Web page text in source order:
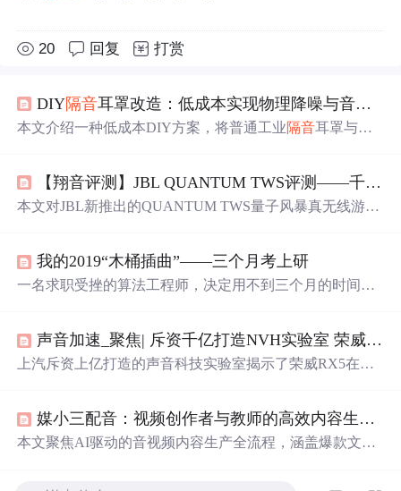
20 回复 打赏
DIY隔音耳罩改造：低成本实现物理降噪与音频播放融合方案
本文介绍一种低成本DIY方案，将普通工业隔音耳罩与废
学利用、扬声器精准定位、双面泡棉胶微调及鞋胶声学密
封。强调NRR隔音值匹配、阻抗兼容性（16–32Ω）、线槽
【翔音评测】JBL QUANTUM TWS评测——千元双模游戏降噪耳机先行者
本文对JBL新推出的QUANTUM TWS量子风暴真无线游戏
能降噪技术。不过，它也存在一些问题，如操作有误触可
能、充电指示灯无法准确显示电量等。
我的2019“木桶插曲”——三个月考上研
一名求职受挫的算法工程师，决定用不到三个月的时间备
大学人工智能专业录取。
声音加速_聚焦| 斥资千亿打造NVH实验室 荣威RX5玩起了声音的主意
上汽斥资上亿打造的声音科技实验室揭示了荣威RX5在声
试验室、四轮转鼓半消声试验室等，确保车辆在满足噪声
法规的同时，提供优秀的车内声音品质。密封试验显示，
媒小三配音：视频创作者与教师的高效内容生产指南
本文聚焦AI驱动的音视频内容生产全流程，涵盖爆款文案